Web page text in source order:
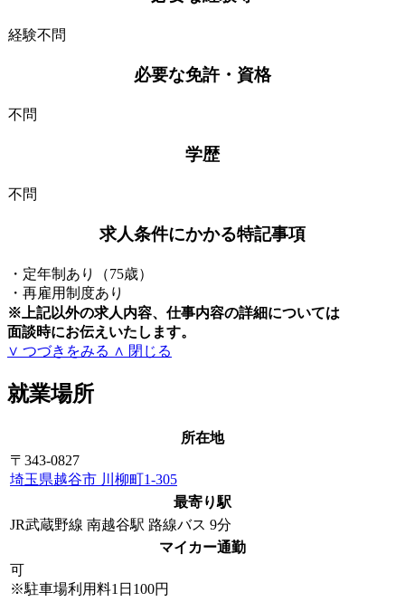
経験不問
必要な免許・資格
不問
学歴
不問
求人条件にかかる特記事項
・定年制あり（75歳）
・再雇用制度あり
※上記以外の求人内容、仕事内容の詳細については
面談時にお伝えいたします。
∨ つづきをみる ∧ 閉じる
就業場所
所在地
〒343-0827
埼玉県越谷市 川柳町1-305
最寄り駅
JR武蔵野線 南越谷駅 路線バス 9分
マイカー通勤
可
※駐車場利用料1日100円